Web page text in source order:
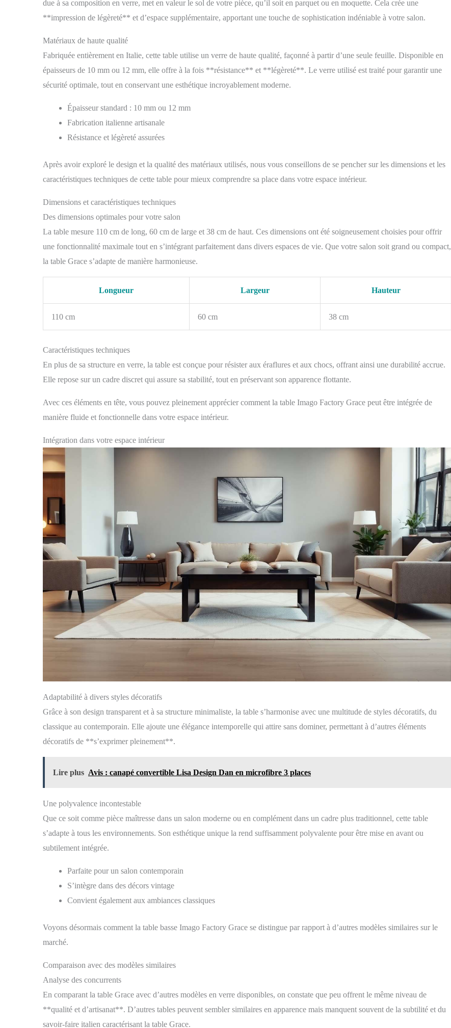
due à sa composition en verre, met en valeur le sol de votre pièce, qu’il soit en parquet ou en moquette. Cela crée une
**impression de légèreté** et d’espace supplémentaire, apportant une touche de sophistication indéniable à votre salon.
Matériaux de haute qualité
Fabriquée entièrement en Italie, cette table utilise un verre de haute qualité, façonné à partir d’une seule feuille. Disponible en
épaisseurs de 10 mm ou 12 mm, elle offre à la fois **résistance** et **légèreté**. Le verre utilisé est traité pour garantir une
sécurité optimale, tout en conservant une esthétique incroyablement moderne.
Épaisseur standard : 10 mm ou 12 mm
Fabrication italienne artisanale
Résistance et légèreté assurées
Après avoir exploré le design et la qualité des matériaux utilisés, nous vous conseillons de se pencher sur les dimensions et les
caractéristiques techniques de cette table pour mieux comprendre sa place dans votre espace intérieur.
Dimensions et caractéristiques techniques
Des dimensions optimales pour votre salon
La table mesure 110 cm de long, 60 cm de large et 38 cm de haut. Ces dimensions ont été soigneusement choisies pour offrir
une fonctionnalité maximale tout en s’intégrant parfaitement dans divers espaces de vie. Que votre salon soit grand ou compact,
la table Grace s’adapte de manière harmonieuse.
Longueur Largeur Hauteur
110 cm 60 cm 38 cm
Caractéristiques techniques
En plus de sa structure en verre, la table est conçue pour résister aux éraflures et aux chocs, offrant ainsi une durabilité accrue.
Elle repose sur un cadre discret qui assure sa stabilité, tout en préservant son apparence flottante.
Avec ces éléments en tête, vous pouvez pleinement apprécier comment la table Imago Factory Grace peut être intégrée de
manière fluide et fonctionnelle dans votre espace intérieur.
Intégration dans votre espace intérieur
Adaptabilité à divers styles décoratifs
Grâce à son design transparent et à sa structure minimaliste, la table s’harmonise avec une multitude de styles décoratifs, du
classique au contemporain. Elle ajoute une élégance intemporelle qui attire sans dominer, permettant à d’autres éléments
décoratifs de **s’exprimer pleinement**.
Lire plus Avis : canapé convertible Lisa Design Dan en microfibre 3 places
Une polyvalence incontestable
Que ce soit comme pièce maîtresse dans un salon moderne ou en complément dans un cadre plus traditionnel, cette table
s’adapte à tous les environnements. Son esthétique unique la rend suffisamment polyvalente pour être mise en avant ou
subtilement intégrée.
Parfaite pour un salon contemporain
S’intègre dans des décors vintage
Convient également aux ambiances classiques
Voyons désormais comment la table basse Imago Factory Grace se distingue par rapport à d’autres modèles similaires sur le
marché.
Comparaison avec des modèles similaires
Analyse des concurrents
En comparant la table Grace avec d’autres modèles en verre disponibles, on constate que peu offrent le même niveau de
**qualité et d’artisanat**. D’autres tables peuvent sembler similaires en apparence mais manquent souvent de la subtilité et du
savoir-faire italien caractérisant la table Grace.